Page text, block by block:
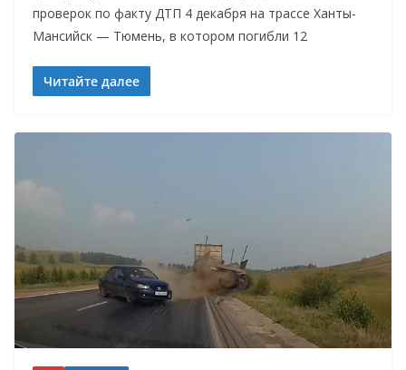
проверок по факту ДТП 4 декабря на трассе Ханты-
Мансийск — Тюмень, в котором погибли 12
Читайте далее